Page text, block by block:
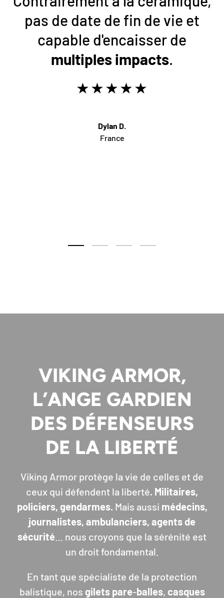
pas de date de fin de vie et
capable d'encaisser de
multiples impacts.
★★★★★
Dylan D.
France
VIKING ARMOR,
L’ANGE GARDIEN
DES DÉFENSEURS
DE LA LIBERTÉ
Viking Armor protège la vie de celles et de
ceux qui défendent la liberté. Militaires,
policiers, gendarmes. Mais aussi médecins,
journalistes, ambulanciers, agents de
sécurité … nous croyons que la sérénité est
un droit fondamental.
En tant que spécialiste de la protection
balistique, nos gilets pare-balles, casques